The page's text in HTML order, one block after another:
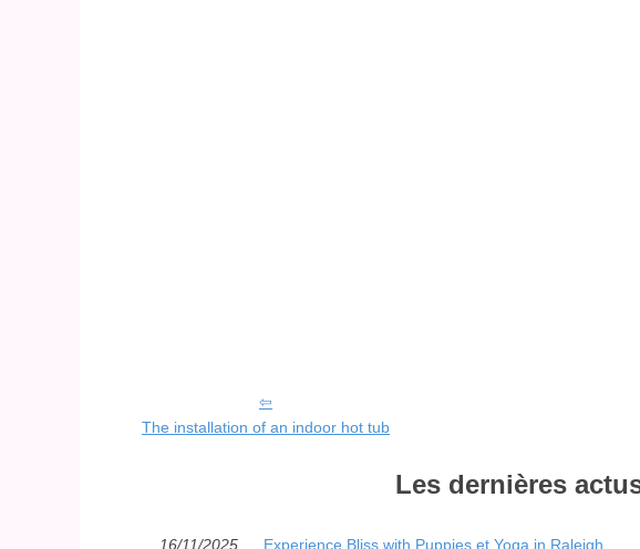
The installation of an indoor hot tub
Les dernières
16/11/2025 Experience Bliss with Puppies et Yoga in Raleigh